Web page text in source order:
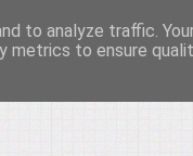
κάθε του μορφή και
to analyze traffic.
metrics to ensure